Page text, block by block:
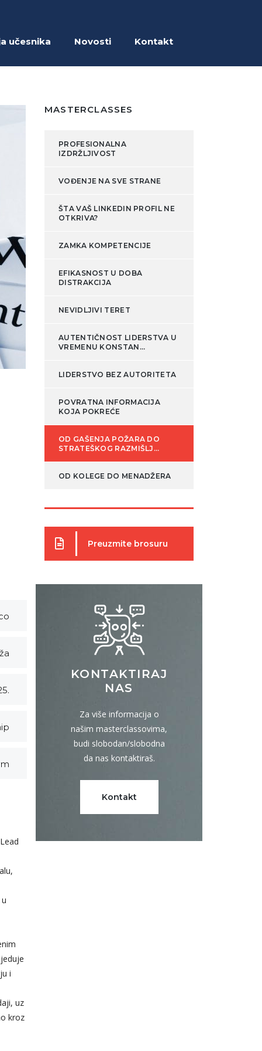
učesnika Novosti Kontakt
i
uz
kroz
MASTERCLASSES
PROFESIONALNA
IZDRŽLJIVOST
VOĐENJE NA SVE STRANE
ŠTA VAŠ LINKEDIN PROFIL NE
OTKRIVA?
ZAMKA KOMPETENCIJE
EFIKASNOST U DOBA
DISTRAKCIJA
NEVIDLJIVI TERET
AUTENTIČNOST LIDERSTVA U
VREMENU KONSTAN...
LIDERSTVO BEZ AUTORITETA
POVRATNA INFORMACIJA
KOJA POKREĆE
OD GAŠENJA POŽARA DO
STRATEŠKOG RAZMIŠLJ...
OD KOLEGE DO MENADŽERA
Preuzmite brosuru
KONTAKTIRAJ
NAS
Za više informacija o
našim masterclassovima,
budi slobodan/slobodna
da nas kontaktiraš.
Kontakt